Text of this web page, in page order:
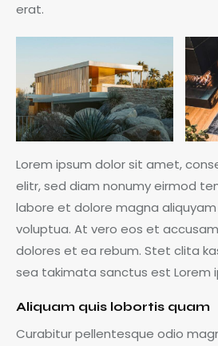
erat.
Lorem ipsum dolor sit amet,
elitr, sed diam nonumy eirmod
labore et dolore magna
voluptua. At vero eos et
dolores et ea rebum. Stet clita
sea takimata sanctus est Lorem
Aliquam quis lobortis quam
Curabitur pellentesque odio